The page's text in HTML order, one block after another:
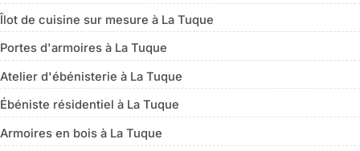
Îlot de cuisine sur mesure à La Tuque
Portes d'armoires à La Tuque
Atelier d'ébénisterie à La Tuque
Ébéniste résidentiel à La Tuque
Armoires en bois à La Tuque